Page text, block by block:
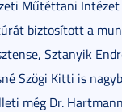
Műtéttani
biztosított a
Sztanyik
Szögi Kitti is
még Dr.